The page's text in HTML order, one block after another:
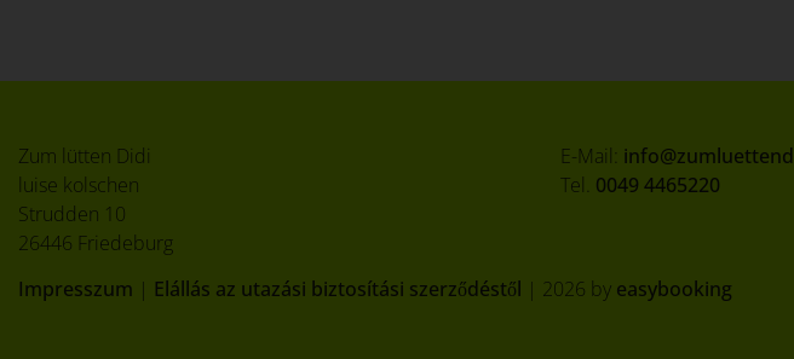
Zum lütten Didi
luise kolschen
Strudden 10
26446 Friedeburg
E-Mail:
Tel. 0049 4465220
Impresszum | Elállás az utazási biztosítási szerződéstől | 2026 by easybooking